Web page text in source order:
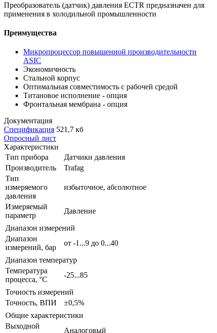
Преобразователь (датчик) давления ECTR предназначен для
применения в холодильной промышленности
Преимущества
Микропроцессор повышенной производительности
ASIC
Экономичность
Стальной корпус
Оптимальная совместимость с рабочей средой
Титановое исполнение - опция
Фронтальная мембрана - опция
Документация
Спецификация 521,7 кб
Опросный лист
Характеристики
Тип прибора
Датчики давления
Производитель
Trafag
Тип
измеряемого
давления
избыточное, абсолютное
Измеряемый
параметр
Давление
Диапазон измерений
Диапазон
измерений, бар
от -1...9 до 0...40
Диапазон температур
Температура
процесса, °С
-25...85
Точность измерений
Точность, ВПИ
±0,5%
Общие характеристики
Выходной
Аналоговый